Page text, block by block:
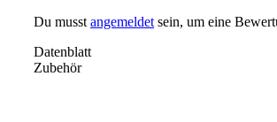
Du musst angemeldet sein, um eine
Datenblatt
Zubehör